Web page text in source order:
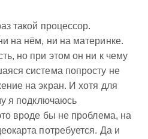
такой процессор.
на нём, ни на материнке.
но при этом он ни к чему
система попросту не
на экран. И хотя для
я подключаюсь
вроде бы не проблема, на
потребуется. Да и